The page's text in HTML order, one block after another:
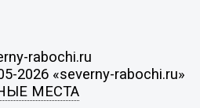
rabochi.ru
2026 «severny-rabochi.ru»
МЕСТА